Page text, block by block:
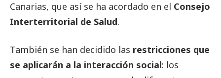
Canarias, que así se ha acordado en el Consejo
Interterritorial de Salud.
También se han decidido las restricciones que
se aplicarán a la interacción social: los